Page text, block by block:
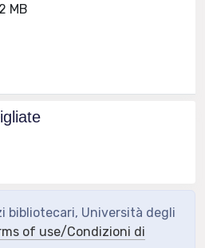
MB
bibliotecari, Università degli
of use/Condizioni di